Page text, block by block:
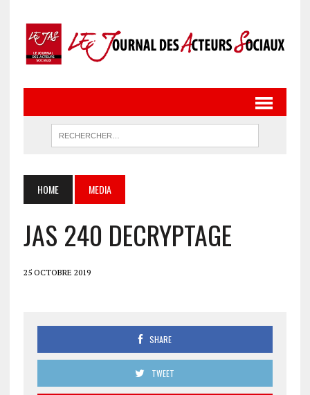
HOME MEDIA
JAS 240 DECRYPTAGE
25 OCTOBRE 2019
SHARE
TWEET